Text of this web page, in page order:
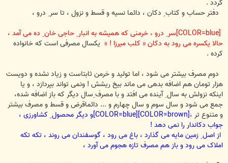
گردد .
دفتر حساب و کتاب ِ دکان ، دائما نسیه و قسط و نزول ، تا سر ِ درو ،
[COLOR=blue]سر ِ درو ، خرمنی که همیشه به انبار ِ حاجی خان ِ ده می آمد ،
حالا یکسره می رود به دکان « کلب میرزا ! »یکسال مصرفی است که خانواده
کرده .
دوم مصرف بیشتر می شود ، اما تولید و خرمن ثابتاست و زیاد نشده و دویست
هزار تومان هم اضافه بدهی می ماند بیخ ریشش ! ونمی تواند بپردازد ، و یا
اینکه نزولش به سال ِ آینده می افتد و با مصرف ِسال دیگر که باز اضافه شده،
جمع می شود و سال سوم و سال چهارم و ... دائماقرض و قسط و مصرف بیشتر
و متنوع تر ، [COLOR=brown][COLOR=blue]و
دیگر محصول ِ کشاورزی ،
جواب دکاندار را نمی دهد !
از اصل ِ زمین مایه می گذارد ، باغ می رود ، گوسفندان می روند ، تکه تکه
املاک می رود و باز هم مصرف تازه هجوم می آورد ،